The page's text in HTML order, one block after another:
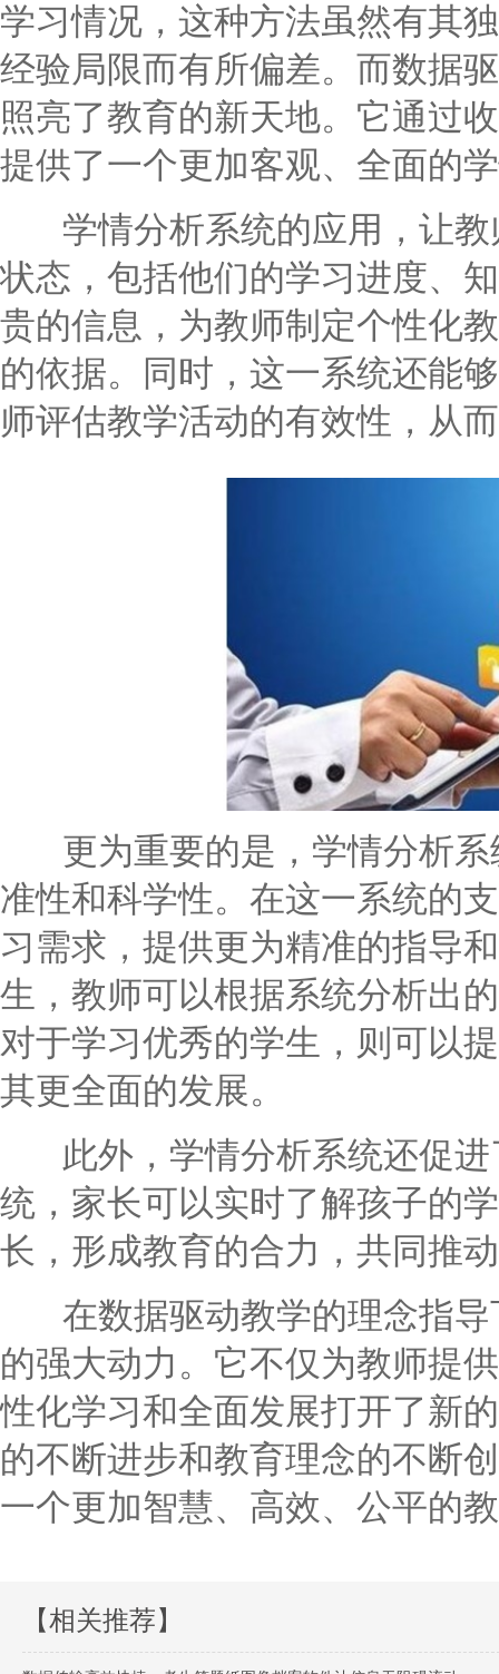
学习情况，这种方法虽然有其
经验局限而有所偏差。而数据
照亮了教育的新天地。它通过
提供了一个更加客观、全面的
学情分析系统的应用，让教
状态，包括他们的学习进度、
贵的信息，为教师制定个性化
的依据。同时，这一系统还能
师评估教学活动的有效性，从
更为重要的是，学情分析系
准性和科学性。在这一系统的
习需求，提供更为精准的指导
生，教师可以根据系统分析出
对于学习优秀的学生，则可以
其更全面的发展。
此外，学情分析系统还促进
统，家长可以实时了解孩子的
长，形成教育的合力，共同推
在数据驱动教学的理念指导
的强大动力。它不仅为教师提
性化学习和全面发展打开了新
的不断进步和教育理念的不断
一个更加智慧、高效、公平的
【相关推荐】